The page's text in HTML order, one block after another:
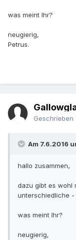
was meint Ihr?
neugierig,
Petrus.
Geschrieben
Am 7.6.2016
hallo zusammen,
dazu gibt es wohl
unterschiedliche -
was meint Ihr?
neugierig,